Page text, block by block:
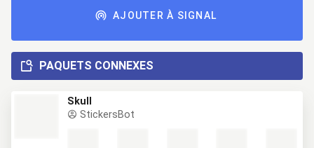
AJOUTER À SIGNAL
PAQUETS CONNEXES
Skull
StickersBot